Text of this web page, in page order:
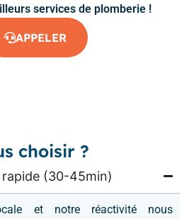
services de plomberie !
APPELER
choisir ?
(30-45min)
et notre réactivité nous